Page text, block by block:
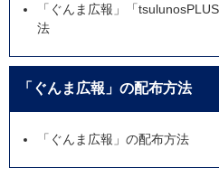
「ぐんま広報」「
法
「ぐんま広報」の配布方法
「ぐんま広報」の配布方法